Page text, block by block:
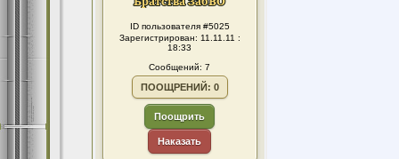
ID пользователя #5025
Зарегистрирован: 11.11.11 :
18:33
Сообщений: 7
ПООЩРЕНИЙ: 0
Поощрить
Наказать